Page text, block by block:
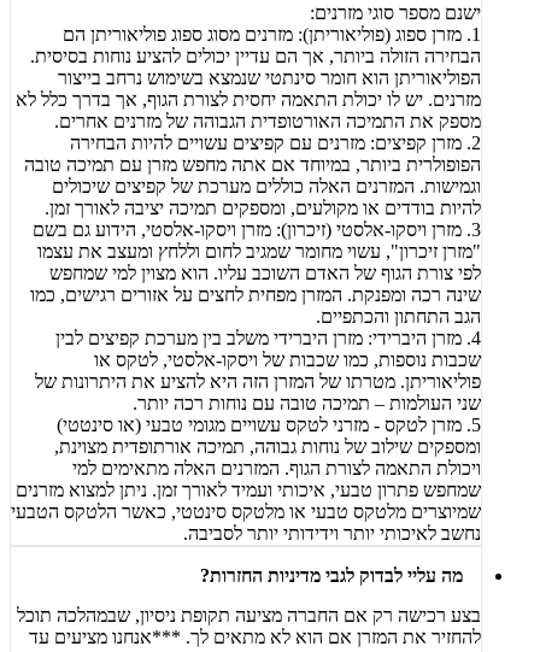
ישנם מספר סוגי מזרנים:
1. מזרן ספוג (פוליאוריתן): מזרנים מסוג ספוג פוליאוריתן הם
הבחירה הזולה ביותר, אך הם עדיין יכולים להציע נוחות בסיסית.
הפוליאוריתן הוא חומר סינתטי שנמצא בשימוש נרחב בייצור
מזרנים. יש לו יכולת התאמה יחסית לצורת הגוף, אך בדרך כלל לא
מספק את התמיכה האורטופדית הגבוהה של מזרנים אחרים.
2. מזרן קפיצים: מזרנים עם קפיצים עשויים להיות הבחירה
הפופולרית ביותר, במיוחד אם אתה מחפש מזרן עם תמיכה טובה
וגמישות. המזרנים האלה כוללים מערכת של קפיצים שיכולים
להיות בודדים או מקולעים, ומספקים תמיכה יציבה לאורך זמן.
3. מזרן ויסקו-אלסטי (זיכרון): מזרן ויסקו-אלסטי, הידוע גם בשם
"מזרן זיכרון", עשוי מחומר שמגיב לחום וללחץ ומעצב את עצמו
לפי צורת הגוף של האדם השוכב עליו. הוא מצוין למי שמחפש
שינה רכה ומפנקת. המזרן מפחית לחצים על אזורים רגישים, כמו
הגב התחתון והכתפיים.
4. מזרן היברידי: מזרן היברידי משלב בין מערכת קפיצים לבין
שכבות נוספות, כמו שכבות של ויסקו-אלסטי, לטקס או
פוליאוריתן. מטרתו של המזרן הזה היא להציע את היתרונות של
שני העולמות – תמיכה טובה עם נוחות רכה יותר.
5. מזרן לטקס - מזרני לטקס עשויים מגומי טבעי (או סינטטי)
ומספקים שילוב של נוחות גבוהה, תמיכה אורתופדית מצוינת,
ויכולת התאמה לצורת הגוף. המזרנים האלה מתאימים למי
שמחפש פתרון טבעי, איכותי ועמיד לאורך זמן. ניתן למצוא מזרנים
שמיוצרים מלטקס טבעי או מלטקס סינטטי, כאשר הלטקס הטבעי
נחשב לאיכותי יותר וידידותי יותר לסביבה.
מה עליי לבדוק לגבי מדיניות החזרות?
בצע רכישה רק אם החברה מציעה תקופת ניסיון, שבמהלכה תוכל
להחזיר את המזרן אם הוא לא מתאים לך. ***אנחנו מציעים עד